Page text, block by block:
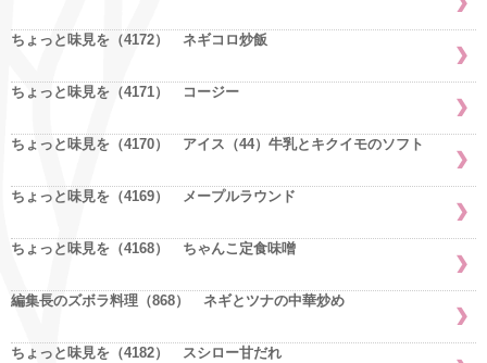
ちょっと味見を（4172） ネギコロ炒飯
ちょっと味見を（4171） コージー
ちょっと味見を（4170） アイス（44）牛乳とキクイモのソフト
ちょっと味見を（4169） メープルラウンド
ちょっと味見を（4168） ちゃんこ定食味噌
編集長のズボラ料理（868） ネギとツナの中華炒め
ちょっと味見を（4182） スシロー甘だれ